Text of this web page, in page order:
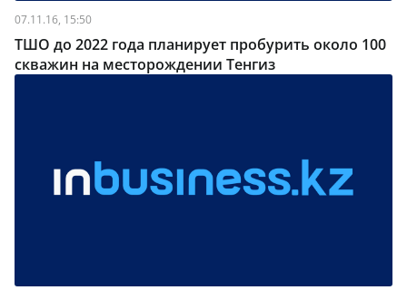
07.11.16, 15:50
ТШО до 2022 года планирует пробурить около 100
скважин на месторождении Тенгиз